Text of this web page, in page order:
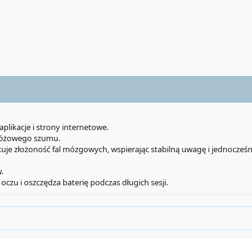
i strony internetowe.
szumu.
złożoność fal mózgowych, wspierając stabilną uwagę i
i oszczędza baterię podczas długich sesji.